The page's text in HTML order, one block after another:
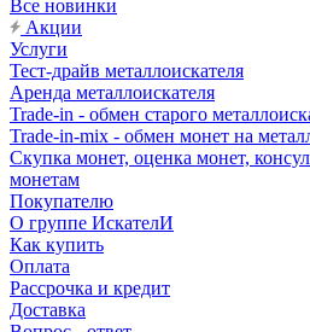
Все новинки
Акции
Услуги
Тест-драйв металлоискателя
Аренда металлоискателя
Trade-in - обмен старого
Trade-in-mix - обмен монет на
Скупка монет, оценка монет,
монетам
Покупателю
О группе ИскателИ
Как купить
Оплата
Рассрочка и кредит
Доставка